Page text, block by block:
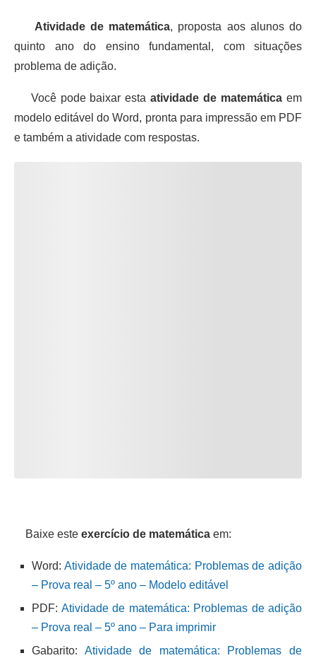
Atividade de matemática, proposta aos alunos do
quinto ano do ensino fundamental, com situações
problema de adição.
Você pode baixar estaatividade de matemática em
modelo editável do Word, pronta para impressão em PDF
e também a atividade com respostas.
Baixe este exercício de matemática em:
Word: Atividade de matemática: Problemas de adição
– Prova real – 5º ano – Modelo editável
PDF: Atividade de matemática: Problemas de adição
– Prova real – 5º ano – Para imprimir
Gabarito: Atividade de matemática: Problemas de